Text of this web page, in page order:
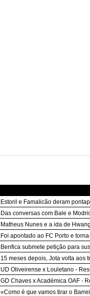
Estoril e Famalicão deram
Das conversas com Bale e
Matheus Nunes e a ida de
Foi apontado ao FC Porto e
Benfica submete petição para
15 meses depois, Jota volta aos
UD Oliveirense x Louletano -
GD Chaves x Académica OAF -
«Como é que vamos tirar o